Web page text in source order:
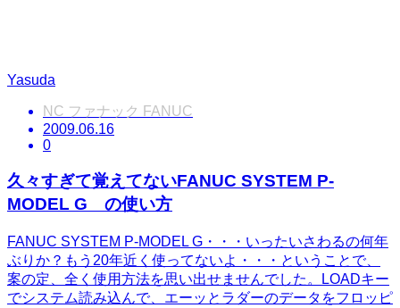
Yasuda
NC ファナック FANUC
2009.06.16
0
久々すぎて覚えてないFANUC SYSTEM P-
MODEL G の使い方
FANUC SYSTEM P-MODEL G・・・いったいさわるの何年
ぶりか？もう20年近く使ってないよ・・・ということで、
案の定、全く使用方法を思い出せませんでした。LOADキー
でシステム読み込んで、エーッとラダーのデータをフロッピ